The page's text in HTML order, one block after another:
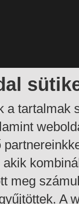
a tartalmak
meg
A